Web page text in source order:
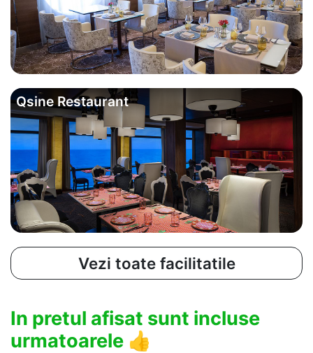
Qsine Restaurant
Vezi toate facilitatile
In pretul afisat sunt incluse
urmatoarele 👍